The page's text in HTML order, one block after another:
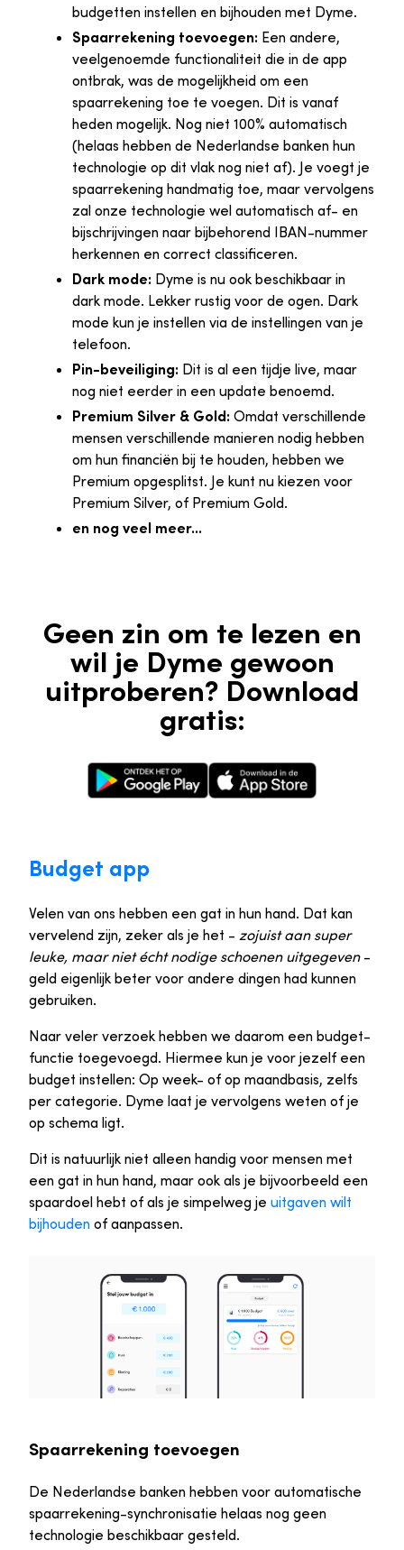
budgetten instellen en bijhouden met Dyme.
Spaarrekening toevoegen: Een andere,
veelgenoemde functionaliteit die in de app
ontbrak, was de mogelijkheid om een
spaarrekening toe te voegen. Dit is vanaf
heden mogelijk. Nog niet 100% automatisch
(helaas hebben de Nederlandse banken hun
technologie op dit vlak nog niet af). Je voegt je
spaarrekening handmatig toe, maar vervolgens
zal onze technologie wel automatisch af- en
bijschrijvingen naar bijbehorend IBAN-nummer
herkennen en correct classificeren.
Dark mode: Dyme is nu ook beschikbaar in
dark mode. Lekker rustig voor de ogen. Dark
mode kun je instellen via de instellingen van je
telefoon.
Pin-beveiliging: Dit is al een tijdje live, maar
nog niet eerder in een update benoemd.
Premium Silver & Gold: Omdat verschillende
mensen verschillende manieren nodig hebben
om hun financiën bij te houden, hebben we
Premium opgesplitst. Je kunt nu kiezen voor
Premium Silver, of Premium Gold.
en nog veel meer...
Geen zin om te lezen en
wil je Dyme gewoon
uitproberen? Download
gratis:
Google Play StoreApple App Store
Budget app
Velen van ons hebben een gat in hun hand. Dat kan
vervelend zijn, zeker als je het - zojuist aan super
leuke, maar niet écht nodige schoenen uitgegeven-
geld eigenlijk beter voor andere dingen had kunnen
gebruiken.
Naar veler verzoek hebben we daarom een budget-
functie toegevoegd. Hiermee kun je voor jezelf een
budget instellen: Op week- of op maandbasis, zelfs
per categorie. Dyme laat je vervolgens weten of je
op schema ligt.
Dit is natuurlijk niet alleen handig voor mensen met
een gat in hun hand, maar ook als je bijvoorbeeld een
spaardoel hebt of als je simpelweg je uitgaven wilt
bijhouden of aanpassen.
Spaarrekening toevoegen
De Nederlandse banken hebben voor automatische
spaarrekening-synchronisatie helaas nog geen
technologie beschikbaar gesteld.